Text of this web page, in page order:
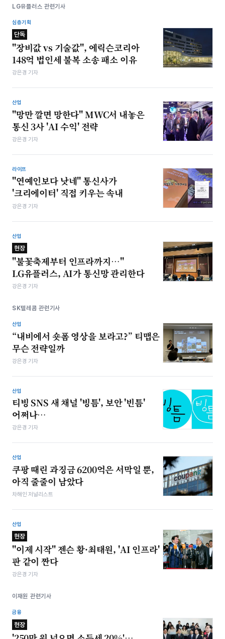
LG유플러스 관련기사
심층기획
단독
"장비값 vs 기술값", 에릭슨코리아
148억 법인세 불복 소송 패소 이유
강은경 기자
산업
"망만 깔면 망한다" MWC서 내놓은
통신 3사 'AI 수익' 전략
강은경 기자
라이프
"연예인보다 낫네" 통신사가
'크리에이터' 직접 키우는 속내
강은경 기자
산업
현장
"불꽃축제부터 인프라까지…"
LG유플러스, AI가 통신망 관리한다
강은경 기자
SK텔레콤 관련기사
산업
“내비에서 숏폼 영상을 보라고?” 티맵은
무슨 전략일까
강은경 기자
산업
티빙 SNS 새 채널 '빙틈', 보안 '빈틈'
어쩌나…
강은경 기자
산업
쿠팡 때린 과징금 6200억은 서막일 뿐,
아직 줄줄이 남았다
차해인 저널리스트
산업
현장
"이제 시작" 젠슨 황·최태원, 'AI 인프라'
판 같이 짠다
강은경 기자
이재원 관련기사
금융
현장